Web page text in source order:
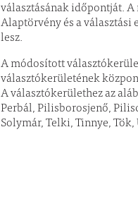
választásának időpontját. A
Alaptörvény és a
lesz.
A módosított
választókerületének
A választókerülethez az
Perbál, Pilisborosjenő,
Solymár, Telki, Tinnye,